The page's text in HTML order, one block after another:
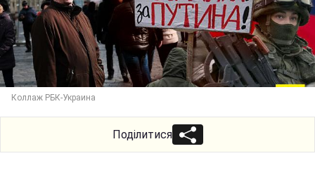
Коллаж РБК-Украина
Поділитися